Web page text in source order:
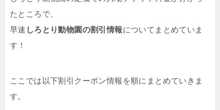
たところで、
早速 しろとり動物園の割引情報についてまとめていま
す！
ここでは以下割引クーポン情報を順にまとめていきま
す。